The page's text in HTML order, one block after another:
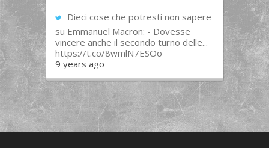
Dieci cose che potresti non sapere
su Emmanuel Macron: - Dovesse
vincere anche il secondo turno delle...
https://t.co/8wmlN7ESOo
9 years ago